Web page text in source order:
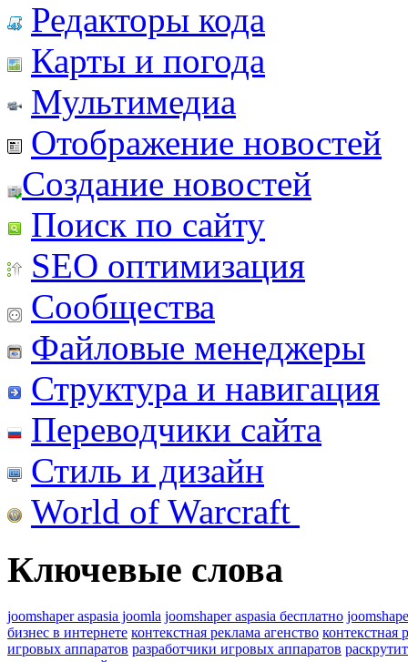
Редакторы кода
Карты и погода
Мультимедиа
Отображение новостей
Создание новостей
Поиск по сайту
SEO оптимизация
Сообщества
Файловые менеджеры
Структура и навигация
Переводчики сайта
Стиль и дизайн
World of Warcraft
Ключевые слова
joomshaper aspasia joomla joomshaper aspasia бесплатно
бизнес в интернете контекстная реклама агенство контекстная
игровых аппаратов разработчики игровых аппаратов